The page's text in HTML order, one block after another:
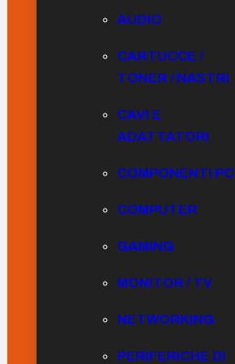
AUDIO
CARTUCCE /
TONER / NASTRI
CAVI E
ADATTATORI
COMPONENTI PC
COMPUTER
GAMING
MONITOR / TV
NETWORKING
PERIFERICHE DI